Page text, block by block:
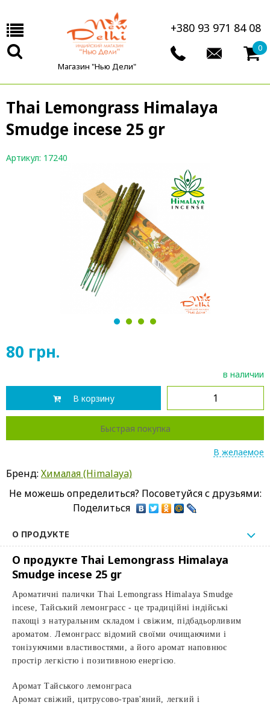
Магазин "Нью Дели"
+380 93 971 84 08
0
Thai Lemongrass Himalaya
Smudge incese 25 gr
Артикул: 17240
1 2 3 4
80 грн.
в наличии
В корзину
Быстрая покупка
В желаемое
Бренд: Хималая (Himalaya)
Не можешь определиться? Посоветуйся с друзьями:
Поделиться
О ПРОДУКТЕ
О продукте Thai Lemongrass Himalaya
Smudge incese 25 gr
Ароматичні палички Thai Lemongrass Himalaya Smudge
incese, Тайський лемонграсс - це традиційні індійські
пахощі з натуральним складом і свіжим, підбадьорливим
ароматом. Лемонграсс відомий своїми очищаючими і
тонізуючими властивостями, а його аромат наповнює
простір легкістю і позитивною енергією.
Аромат Тайського лемонграса
Аромат свіжий, цитрусово-трав'яний, легкий і